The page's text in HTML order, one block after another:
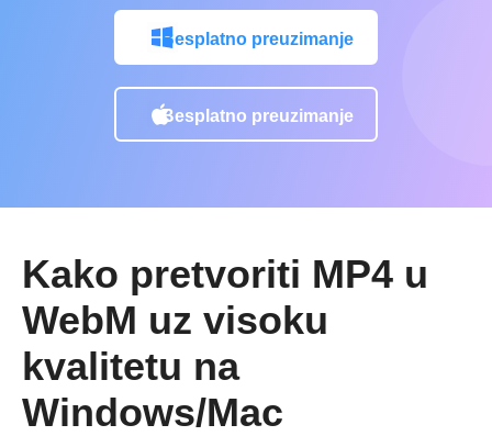
Besplatno preuzimanje
Besplatno preuzimanje
Kako pretvoriti MP4 u
WebM uz visoku
kvalitetu na
Windows/Mac